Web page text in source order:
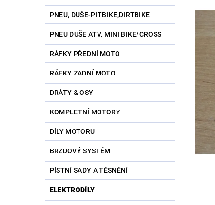
PNEU, DUŠE-PITBIKE,DIRTBIKE
PNEU DUŠE ATV, MINI BIKE/CROSS
RÁFKY PŘEDNÍ MOTO
RÁFKY ZADNÍ MOTO
DRÁTY & OSY
KOMPLETNÍ MOTORY
DÍLY MOTORU
BRZDOVÝ SYSTÉM
PÍSTNÍ SADY A TĚSNĚNÍ
ELEKTRODÍLY